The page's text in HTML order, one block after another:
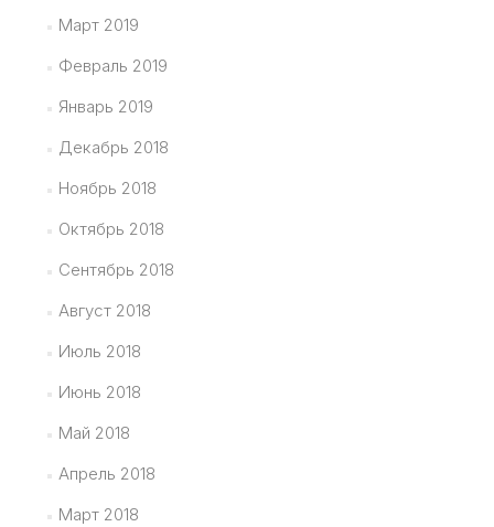
Март 2019
Февраль 2019
Январь 2019
Декабрь 2018
Ноябрь 2018
Октябрь 2018
Сентябрь 2018
Август 2018
Июль 2018
Июнь 2018
Май 2018
Апрель 2018
Март 2018